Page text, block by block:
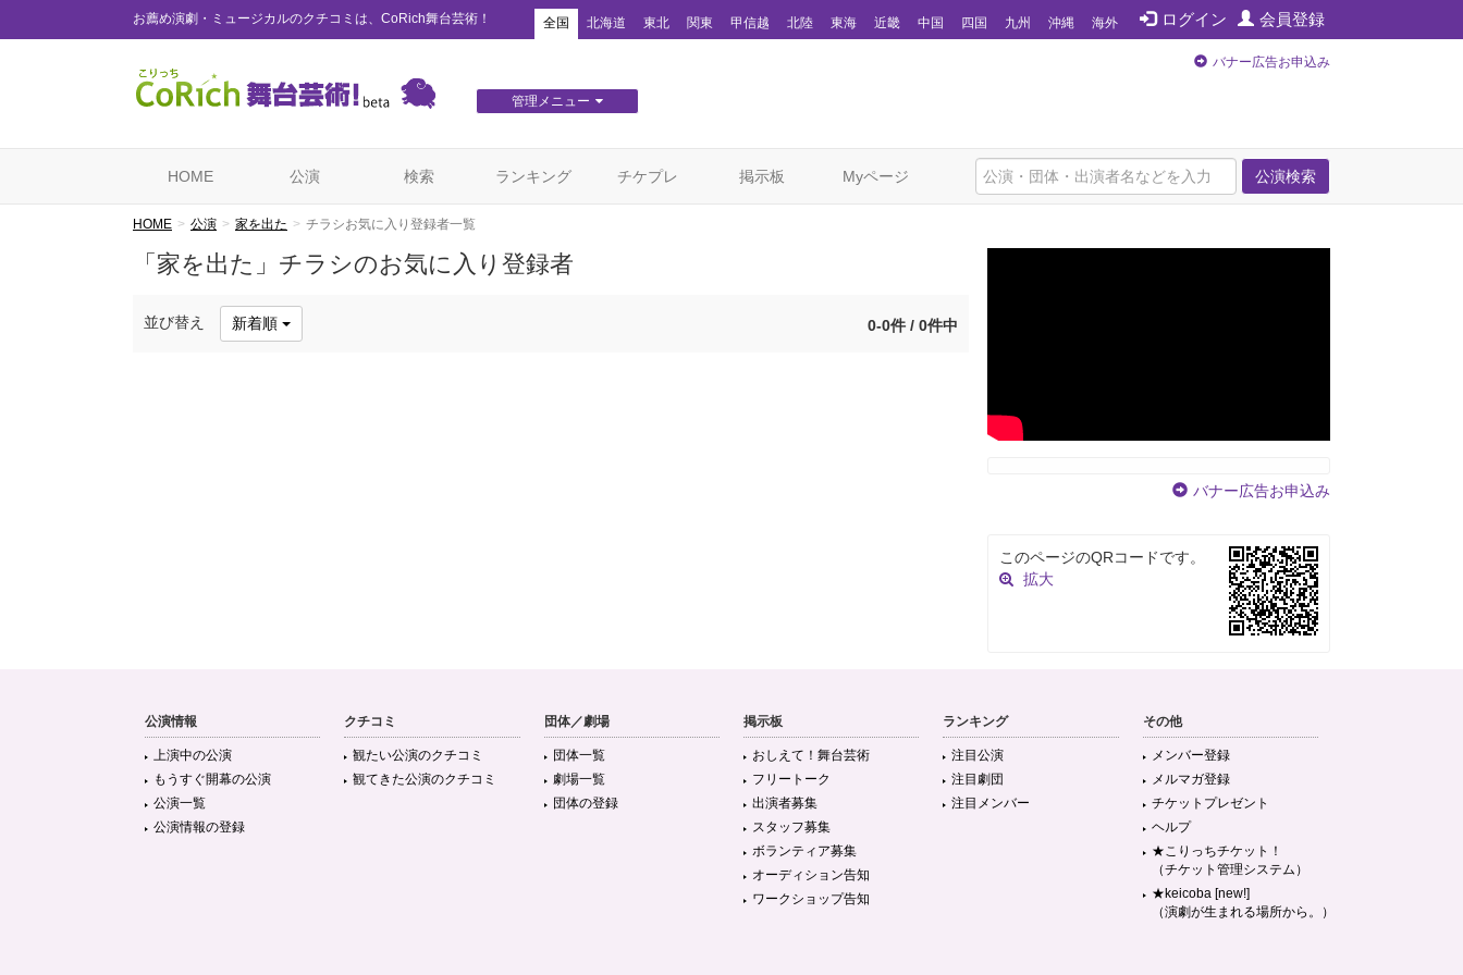
お薦め演劇・ミュージカルのクチコミは、CoRich舞台芸術！ ログイン 会員登録
全国 北海道 東北 関東 甲信越 北陸 東海 近畿 中国 四国 九州 沖縄 海外
管理メニュー
バナー広告お申込み
公演検索
HOME 公演 検索 ランキング チケプレ 掲示板 Myページ
HOME 公演 家を出た チラシお気に入り登録者一覧
「家を出た」チラシのお気に入り登録者
並び替え 新着順 0-0件 / 0件中
バナー広告お申込み
このページのQRコードです。
拡大
公演情報
上演中の公演
もうすぐ開幕の公演
公演一覧
公演情報の登録
クチコミ
観たい公演のクチコミ
観てきた公演のクチコミ
団体／劇場
団体一覧
劇場一覧
団体の登録
掲示板
おしえて！舞台芸術
フリートーク
出演者募集
スタッフ募集
ボランティア募集
オーディション告知
ワークショップ告知
ランキング
注目公演
注目劇団
注目メンバー
その他
メンバー登録
メルマガ登録
チケットプレゼント
ヘルプ
★こりっちチケット！
（チケット管理システム）
★keicoba [new!]
（演劇が生まれる場所から。）